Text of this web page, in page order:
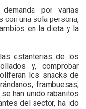
por varias
con una sola persona,
en la dieta y la
estanterías de los
y, comprobar
los snacks de
frambuesas,
han unido rabanitos
del sector, ha ido